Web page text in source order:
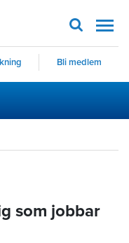
Bli medlem
som jobbar